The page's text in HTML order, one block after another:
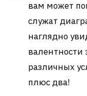
вам может
служат
наглядно
валентности
различных
плюс два!